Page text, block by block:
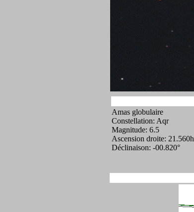
Amas globulaire
Constellation: Aqr
Magnitude: 6.5
Ascension droite: 21.560h
Déclinaison: -00.820°